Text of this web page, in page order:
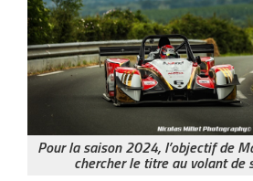
Pour la saison 2024, l’objectif de
chercher le titre au volant de